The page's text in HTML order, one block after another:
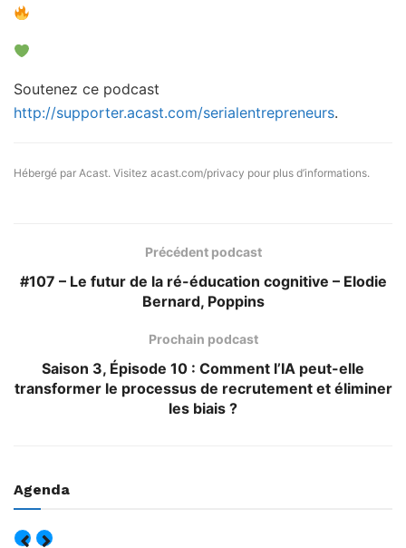
Soutenez ce podcast
http://supporter.acast.com/serialentrepreneurs.
Hébergé par Acast. Visitez acast.com/privacy pour plus d’informations.
Précédent podcast
#107 – Le futur de la ré-éducation cognitive – Elodie
Bernard, Poppins
Prochain podcast
Saison 3, Épisode 10 : Comment l’IA peut-elle
transformer le processus de recrutement et éliminer
les biais ?
Agenda